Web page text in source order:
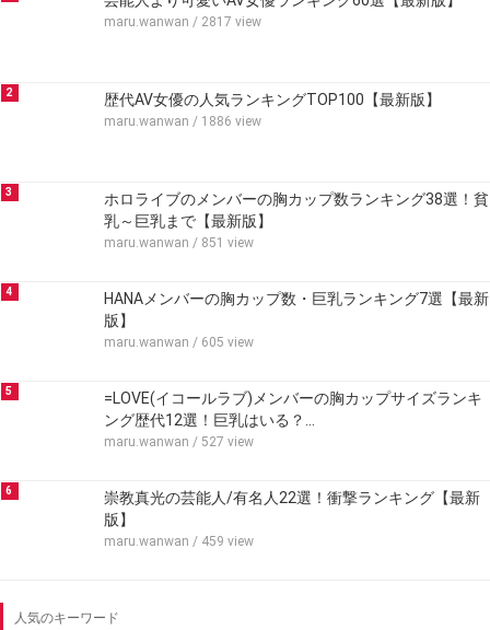
maru.wanwan / 2817 view
2 歴代AV女優の人気ランキングTOP100【最新版】
maru.wanwan / 1886 view
3
ホロライブのメンバーの胸カップ数ランキング38選！貧
乳～巨乳まで【最新版】
maru.wanwan / 851 view
4
HANAメンバーの胸カップ数・巨乳ランキング7選【最新
版】
maru.wanwan / 605 view
5
=LOVE(イコールラブ)メンバーの胸カップサイズランキ
ング歴代12選！巨乳はいる？…
maru.wanwan / 527 view
6
崇教真光の芸能人/有名人22選！衝撃ランキング【最新
版】
maru.wanwan / 459 view
人気のキーワード